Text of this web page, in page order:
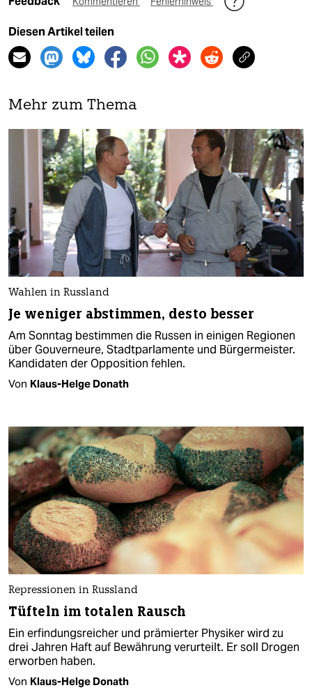
Diesen Artikel teilen
Mehr zum Thema
Wahlen in Russland
Je weniger abstimmen, desto besser
Am Sonntag bestimmen die Russen in einigen Regionen
über Gouverneure, Stadtparlamente und Bürgermeister.
Kandidaten der Opposition fehlen.
Von Klaus-Helge Donath
Repressionen in Russland
Tüfteln im totalen Rausch
Ein erfindungsreicher und prämierter Physiker wird zu
drei Jahren Haft auf Bewährung verurteilt. Er soll Drogen
erworben haben.
Von Klaus-Helge Donath